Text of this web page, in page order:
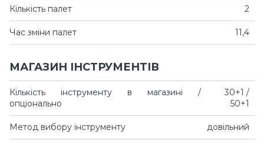
Кількість палет 2
Час зміни палет 11,4
МАГАЗИН ІНСТРУМЕНТІВ
Кількість інструменту в магазині /
опціонально
30+1 /
50+1
Метод вибору інструменту довільний